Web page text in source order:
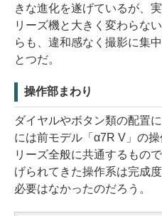
きな進化を遂げているが、
リーズ機と大きく変わらな
らも、違和感なく撮影に集
とつだ。
操作部まわり
ダイヤルやボタン類の配置
には前モデル「α7R V」の
リーズ全般に共通するもの
げられてきた操作系は完成
必要はなかったのだろう。